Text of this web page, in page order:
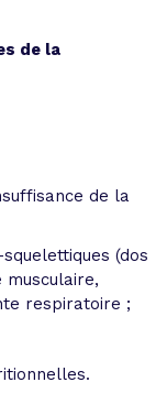
de la
de la
(dos
respiratoire ;